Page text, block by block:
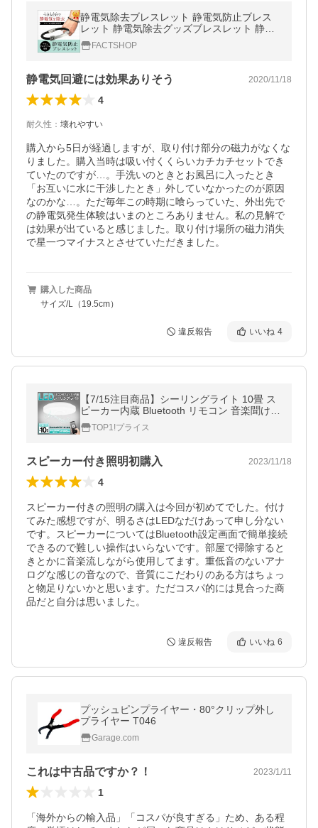
静電気除去ブレスレット 静電気防止ブレス
レット 静電気除去グッズブレスレット 静電
気除去方法 シンプルデザインで男女問わず
着用可能 静電気除去グッズ
FACTSHOP
静電気回避には効果ありそう 2020/11/18
4
耐久性 ： 壊れやすい
購入から5日が経過しますが、取り付け部分の磁力がなくな
りました。購入当時は吸い付くくらいカチカチセットでき
ていたのですが…。手洗いのときとお風呂に入ったとき
「お互いに水に干渉したとき」外していなかったのが原因
なのかな…。ただ毎年この時期に喰らっていた、外出先で
の静電気発生体験はいまのところありません。私の見解で
は効果が出ていると感じました。取り付け場所の磁力消失
で星一つマイナスとさせていただきました。
購入した商品
サイズ/L（19.5cm）
違反報告 いいね 4
【7/15注目商品】シーリングライト 10畳 ス
ピーカー内蔵 Bluetooth リモコン 音楽聞ける
明るさ4500lm おしゃれ スマホ 送料無料- 14
0S◇ B-LED照明
TOP1!プライス
スピーカー付き照明初購入 2023/11/18
4
スピーカー付きの照明の購入は今回が初めてでした。付け
てみた感想ですが、明るさはLEDなだけあって申し分ない
です。スピーカーについてはBluetooth設定画面で簡単接続
できるので難しい操作はいらないです。部屋で掃除すると
きとかに音楽流しながら使用してます。重低音のないアナ
ログな感じの音なので、音質にこだわりのある方はちょっ
と物足りないかと思います。ただコスパ的には見合った商
品だと自分は思いました。
違反報告 いいね 6
プッシュピンプライヤー・80°クリップ外し
プライヤー T046
Garage.com
これは中古品ですか？！ 2023/1/11
1
「海外からの輸入品」「コスパが良すぎる」ため、ある程